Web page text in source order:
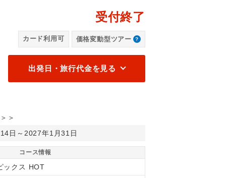
受付終了
カード利用可 価格変動型ツアー
出発日・旅行代金を見る
＞
日～2027年1月31日
コース情報
ックス HOT